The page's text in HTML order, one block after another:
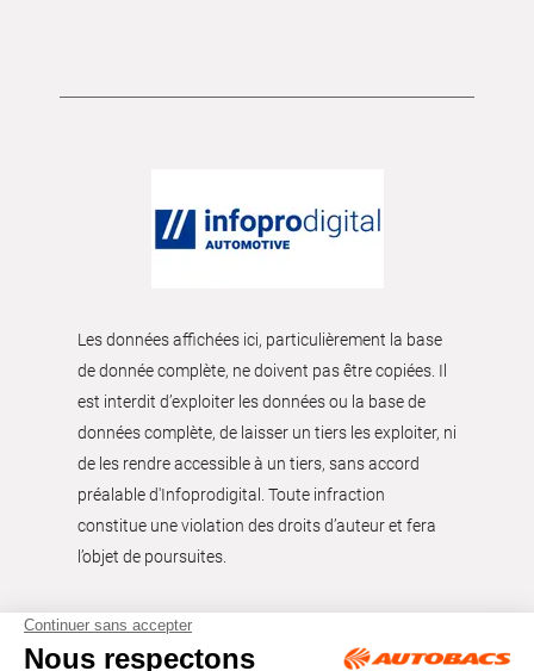
Les données affichées ici, particulièrement la base
de donnée complète, ne doivent pas être copiées. Il
est interdit d’exploiter les données ou la base de
données complète, de laisser un tiers les exploiter, ni
de les rendre accessible à un tiers, sans accord
préalable d'Infoprodigital. Toute infraction
constitue une violation des droits d’auteur et fera
l’objet de poursuites.